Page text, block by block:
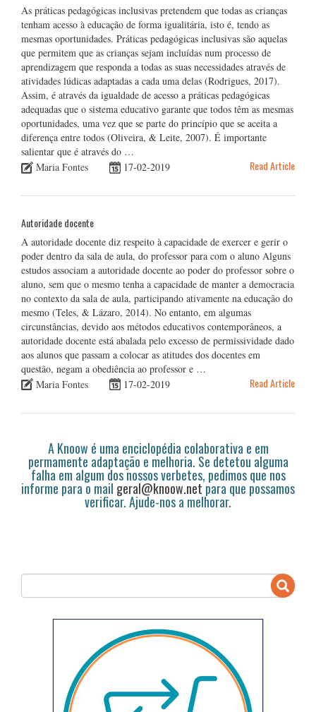
As práticas pedagógicas inclusivas pretendem que todas as crianças
tenham acesso à educação de forma igualitária, isto é, tendo as
mesmas oportunidades. Práticas pedagógicas inclusivas são aquelas
que permitem que as crianças sejam incluídas num processo de
aprendizagem que responda a todas as suas necessidades através de
atividades lúdicas adaptadas a cada uma delas (Rodrigues, 2017).
Assim, é através da igualdade de acesso a práticas pedagógicas
adequadas que o sistema educativo garante que todos têm as mesmas
oportunidades, uma vez que se parte do princípio que se aceita a
diferença entre todos (Oliveira, & Leite, 2007). É importante
salientar que é através do …
Maria Fontes
17-02-2019 Read Article
Autoridade docente
A autoridade docente diz respeito à capacidade de exercer e gerir o
poder dentro da sala de aula, do professor para com o aluno Alguns
estudos associam a autoridade docente ao poder do professor sobre o
aluno, sem que o mesmo tenha a capacidade de manter a democracia
no contexto da sala de aula, participando ativamente na educação do
mesmo (Teles, & Lázaro, 2014). No entanto, em algumas
circunstâncias, devido aos métodos educativos contemporâneos, a
autoridade docente está abalada pelo excesso de permissividade dado
aos alunos que passam a colocar as atitudes dos docentes em
questão, negam a obediência ao professor e …
Maria Fontes
17-02-2019 Read Article
A Knoow é uma enciclopédia colaborativa e em
permamente adaptação e melhoria. Se detetou alguma
falha em algum dos nossos verbetes, pedimos que nos
informe para o mail geral@knoow.netpara que possamos
verificar. Ajude-nos a melhorar.